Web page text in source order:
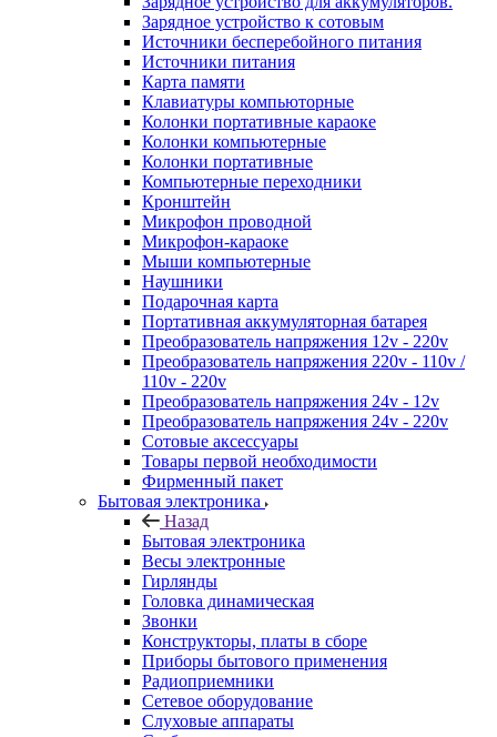
Зарядное устройство к сотовым
Источники бесперебойного питания
Источники питания
Карта памяти
Клавиатуры компьюторные
Колонки портативные караоке
Колонки компьютерные
Колонки портативные
Компьютерные переходники
Кронштейн
Микрофон проводной
Микрофон-караоке
Мыши компьютерные
Наушники
Подарочная карта
Портативная аккумуляторная батарея
Преобразователь напряжения 12v - 220v
Преобразователь напряжения 220v - 110v /
110v - 220v
Преобразователь напряжения 24v - 12v
Преобразователь напряжения 24v - 220v
Сотовые аксессуары
Товары первой необходимости
Фирменный пакет
Бытовая электроника
Назад
Бытовая электроника
Весы электронные
Гирлянды
Головка динамическая
Звонки
Конструкторы, платы в сборе
Приборы бытового применения
Радиоприемники
Сетевое оборудование
Слуховые аппараты